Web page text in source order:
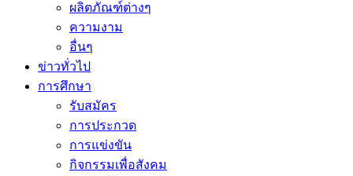
ผลิตภัณฑ์ต่างๆ
ความงาม
อื่นๆ
ข่าวทั่วไป
การศึกษา
รับสมัคร
การประกวด
การแข่งขัน
กิจกรรมเพื่อสังคม